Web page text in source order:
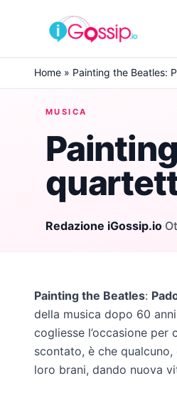
Skip to content
Home » Painting the Beatles:
MUSICA
Redazione iGossip.io·
Painting the Beatles:
della musica dopo 60
cogliesse l’occasione
scontato, è che
loro brani, dando nuova